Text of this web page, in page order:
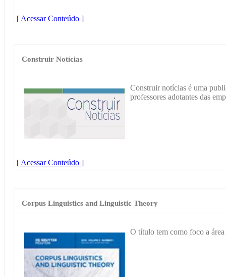
[ Acessar Conteúdo ]
Construir Notícias
Construir notícias é uma
professores adotantes das
[ Acessar Conteúdo ]
Corpus Linguistics and Linguistic Theory
O título tem como foco a